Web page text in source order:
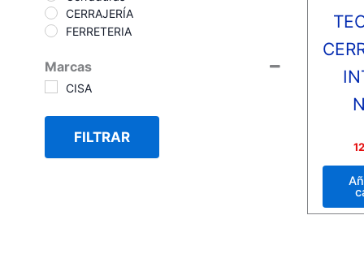
CERRAJERÍA
FERRETERIA
Marcas
CISA
FILTRAR
0